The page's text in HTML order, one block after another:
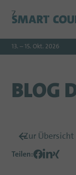
Zur
Zur
13. – 15. Okt. 2026
BLOG
Zur Übersicht
Teilen: